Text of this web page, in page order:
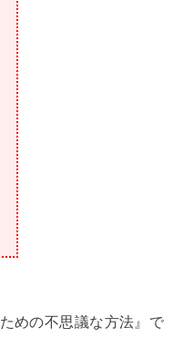
めの不思議な方法』で